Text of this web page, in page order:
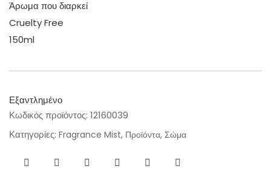
Άρωμα που διαρκεί
Cruelty Free
150ml
Εξαντλημένο
Κωδικός προϊόντος: 12160039
Κατηγορίες: Fragrance Mist, Προϊόντα, Σώμα